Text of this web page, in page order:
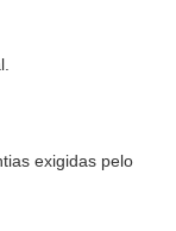
exigidas pelo